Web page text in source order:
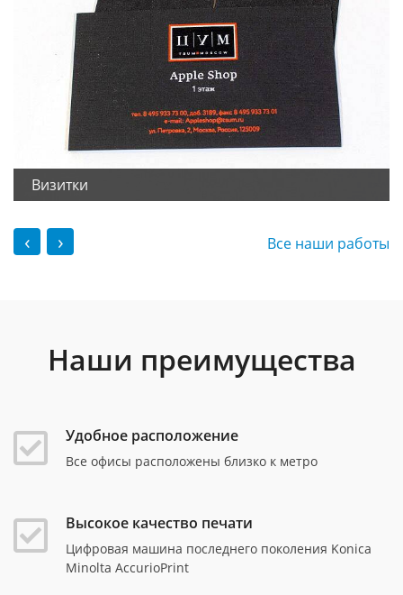
Визитки
‹ › Все наши работы
Наши преимущества
Удобное расположение
Все офисы расположены близко к метро
Высокое качество печати
Цифровая машина последнего поколения Konica
Minolta AccurioPrint